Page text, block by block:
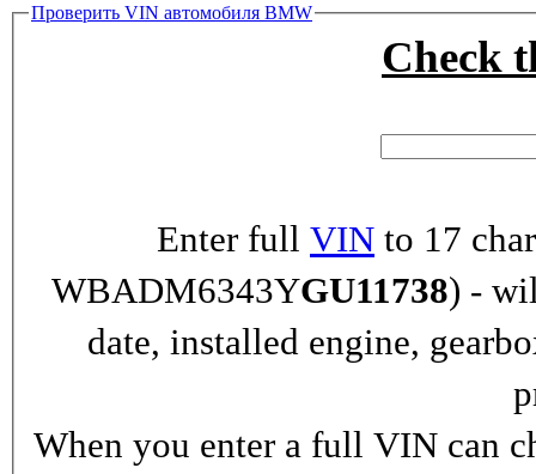
Проверить VIN автомобиля BMW
Check
Enter full VIN to 17
WBADM6343YGU11738) -
date, installed engine,
When you enter a full VIN can